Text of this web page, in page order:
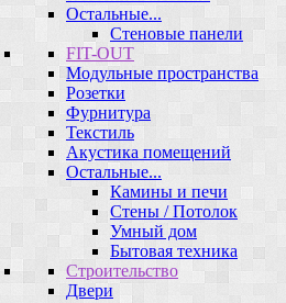
Остальные...
Стеновые панели
FIT-OUT
Модульные пространства
Розетки
Фурнитура
Текстиль
Акустика помещений
Остальные...
Камины и печи
Стены / Потолок
Умный дом
Бытовая техника
Строительство
Двери